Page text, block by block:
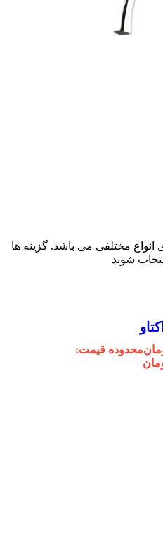
انواع مختلفی می باشد. گزینه ها
شوند
محدوده قیمت: